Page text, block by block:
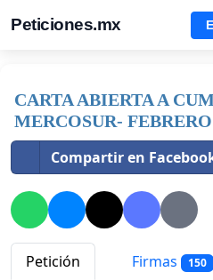
Peticiones.mx
CARTA ABIERTA A
MERCOSUR-
Compartir en
Petición Firmas 150